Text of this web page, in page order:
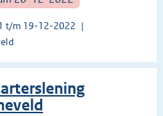
t/m 19-12-2022